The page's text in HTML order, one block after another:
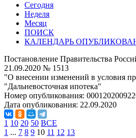
Сегодня
Неделя
Месяц
ПОИСК
КАЛЕНДАРЬ
Постановление Правительства
21.09.2020 № 1513
"О внесении изменений в условия
"Дальневосточная ипотека"
Номер опубликования:
Дата опубликования: 22.09.2020
1 10 20 50 ВСЕ
1 ... 7 8 9 10 11 12 13